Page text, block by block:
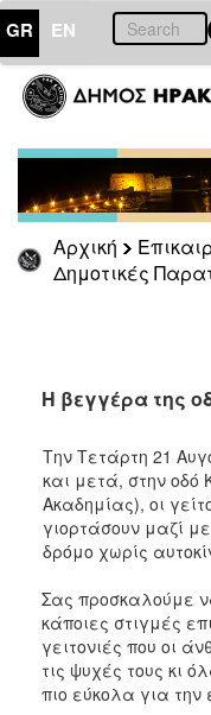
GR EN
Αρχική
Δημοτικές
ΕΠΙΚΑΙΡΟΤΗΤΑ
Παρατάξεις
Αρχείο
ΗΡΑΚΛΕΙΟ
Η βεγγέρα της
Την Τετάρτη 21
και μετά, στην οδό
Ακαδημίας), οι
γιορτάσουν μαζί
δρόμο χωρίς
Σας προσκαλούμε
κάποιες στιγμές
γειτονιές που οι
τις ψυχές τους κι
πιο εύκολα για